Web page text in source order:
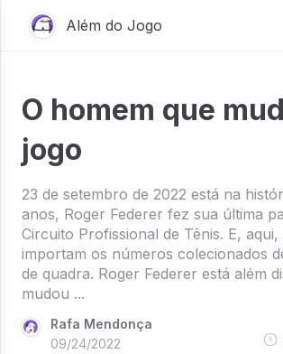
Além do Jogo
O homem que
jogo
23 de setembro de 2022 está na
anos, Roger Federer fez sua última
Circuito Profissional de Tênis. E,
importam os números colecionados
de quadra. Roger Federer está além
mudou ...
Rafa Mendonça
09/24/2022